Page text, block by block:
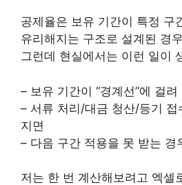
공제율은 보유 기간이 특정 구
유리해지는 구조로 설계된 경
그런데 현실에서는 이런 일이
– 보유 기간이 “경계선”에 걸
– 서류 처리/대금 청산/등기 접
지면
– 다음 구간 적용을 못 받는 경
저는 한 번 계산해보려고 엑셀